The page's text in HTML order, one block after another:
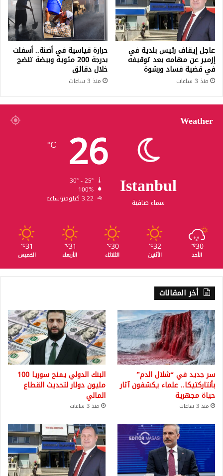
عاجل إيقاف رئيس بلدية في
إزمير عن مهامه بعد توقيفه
في قضية فساد ورشوة
منذ 3 ساعات
حرارة قياسية في أضنة.. أسفلت
بدرجة 200 مئوية وبيضة تنضج
خلال دقائق
منذ 3 ساعات
Weather
Istanbul
سماء صافية
26
℃
100%
3.22 كيلومتر/ساعة
30
℃
الأحد
32
℃
الأثنين
30
℃
الثلاثاء
31
℃
الأربعاء
31
℃
الخميس
أخر المقالات
سر جديد في “شلال الدم”
بأنتاركتيكا.. علماء يكشفون آثار
حياة مجهرية
منذ 3 ساعات
البنك الدولي يمنح سوريا 100
مليون دولار لتحديث القطاع
المالي
منذ 3 ساعات